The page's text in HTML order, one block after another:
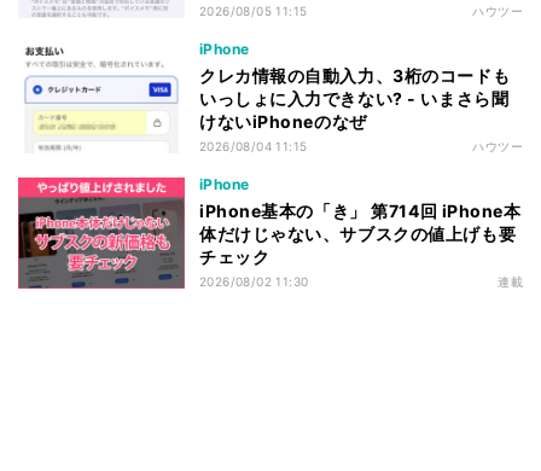
2026/08/05 11:15 ハウツー
iPhone
クレカ情報の自動入力、3桁のコードも
いっしょに入力できない? - いまさら聞
けないiPhoneのなぜ
2026/08/04 11:15 ハウツー
iPhone
iPhone基本の「き」 第714回 iPhone本
体だけじゃない、サブスクの値上げも要
チェック
2026/08/02 11:30 連載